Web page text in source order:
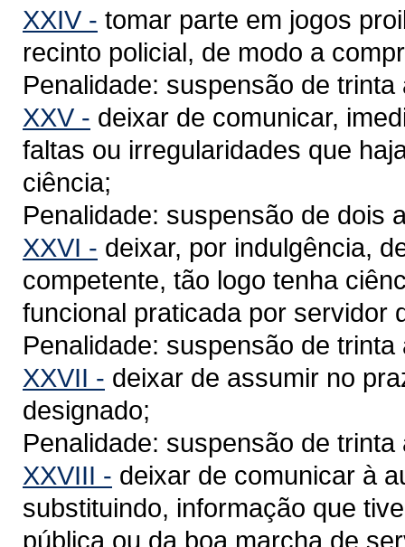
XXIV - tomar parte em jogos
recinto policial, de modo a
Penalidade: suspensão de
XXV - deixar de comunicar,
faltas ou irregularidades que
ciência;
Penalidade: suspensão de dois
XXVI - deixar, por indulgência,
competente, tão logo tenha
funcional praticada por servidor
Penalidade: suspensão de
XXVII - deixar de assumir no
designado;
Penalidade: suspensão de
XXVIII - deixar de comunicar à
substituindo, informação que
pública ou da boa marcha de